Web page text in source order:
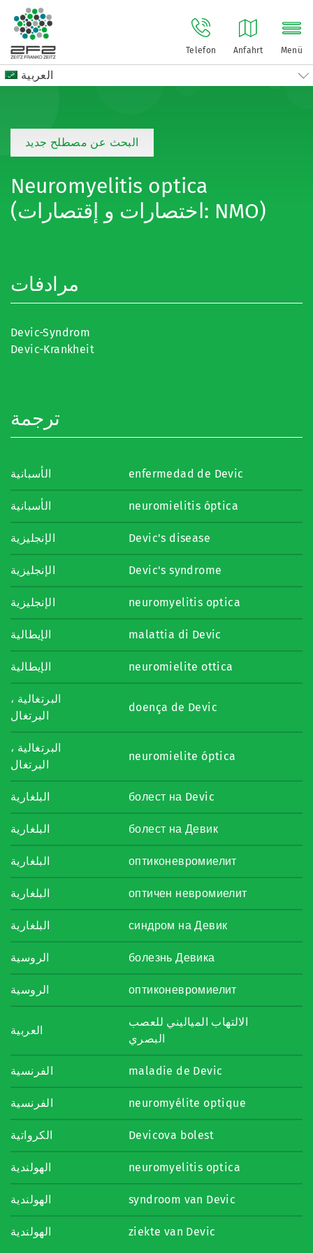
Menü
Telefon Anfahrt
العربية
البحث عن مصطلح جديد
Neuromyelitis optica
(اختصارات و إقتصارات: NMO)
مرادفات
Devic-Syndrom
Devic-Krankheit
ترجمة
الأسبانية enfermedad de Devic
الأسبانية neuromielitis óptica
الإنجليزية Devic's disease
الإنجليزية Devic's syndrome
الإنجليزية neuromyelitis optica
الإيطالية malattia di Devic
الإيطالية neuromielite ottica
البرتغالية ،
البرتغال
doença de Devic
البرتغالية ،
البرتغال
neuromielite óptica
البلغارية болест на Devic
البلغارية болест на Девик
البلغارية оптиконевромиелит
البلغارية оптичен невромиелит
البلغارية синдром на Девик
الروسية болезнь Девика
الروسية оптиконевромиелит
العربية
الالتهاب المياليني للعصب
البصري
الفرنسية maladie de Devic
الفرنسية neuromyélite optique
الكرواتية Devicova bolest
الهولندية neuromyelitis optica
الهولندية syndroom van Devic
الهولندية ziekte van Devic